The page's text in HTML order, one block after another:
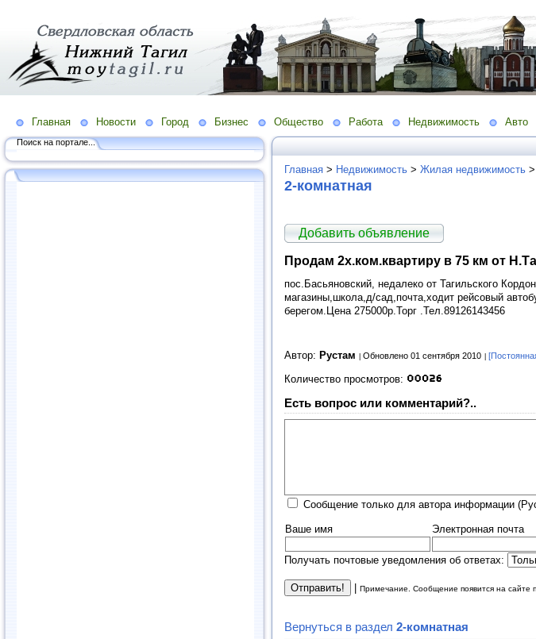
Главная Новости Город Бизнес Общество Работа Недвижимость Авто
Поиск на портале...
Главная > Недвижимость > Жилая недвижимость >
2-комнатная
Добавить объявление
Продам 2х.ком.квартиру в 75 км от
пос.Басьяновский, недалеко от Тагильского
магазины,школа,д/сад,почта,ходит рейсовый
берегом.Цена 275000р.Торг .Тел.89126143456
Автор: Рустам Обновлено 01 сентября 2010
Количество просмотров:
Есть вопрос или комментарий?..
Сообщение только для автора информации
Ваше имя Электронная почта
Получать почтовые уведомления об ответах:
Примечание. Сообщение появится на сайте
Вернуться в раздел 2-комнатная